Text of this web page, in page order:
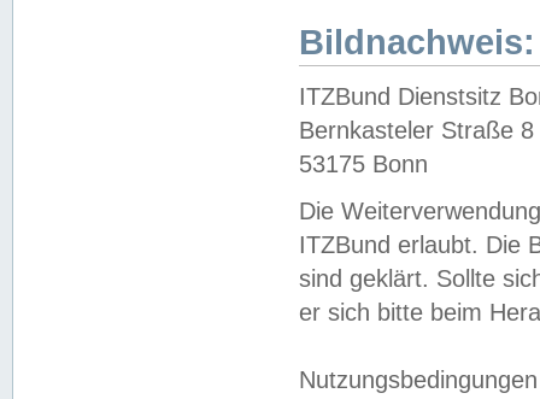
Bildnachweis:
ITZBund Dienstsitz
Bernkasteler Straße 8
53175 Bonn
Die
ITZBund erlaubt. Die
sind geklärt. Sollte
er sich bitte beim